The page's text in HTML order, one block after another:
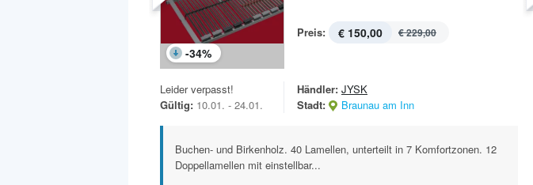
-34%
Preis: € 150,00 € 229,00
Leider verpasst!
Gültig: 10.01. - 24.01.
Händler: JYSK
Stadt:
Braunau am Inn
Buchen- und Birkenholz. 40 Lamellen, unterteilt in 7 Komfortzonen. 12
Doppellamellen mit einstellbar...